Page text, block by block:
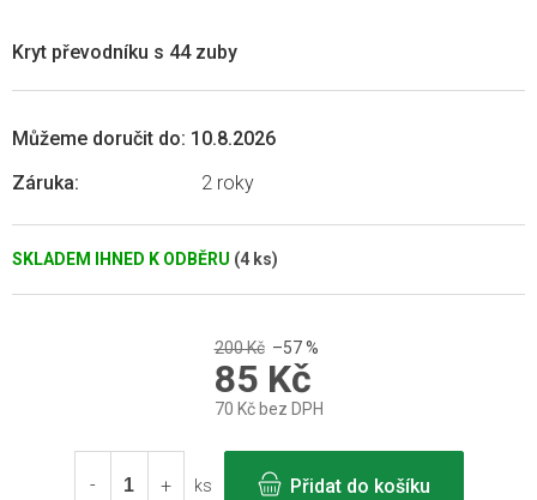
SKLADEM IHNED K ODBĚRU (4 ks)
Můžeme doručit do: 10.8.2026
Záruka: 2 roky
Kryt převodníku s 44 zuby
200 Kč –57 %
85 Kč
70 Kč bez DPH
cena:
ks
Přidat do košíku